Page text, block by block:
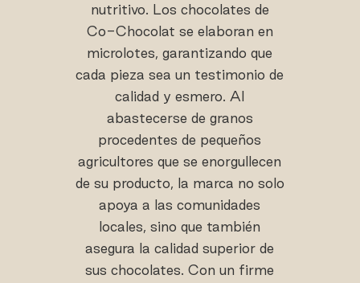
nutritivo. Los chocolates de
Co-Chocolat se elaboran en
microlotes, garantizando que
cada pieza sea un testimonio de
calidad y esmero. Al
abastecerse de granos
procedentes de pequeños
agricultores que se enorgullecen
de su producto, la marca no solo
apoya a las comunidades
locales, sino que también
asegura la calidad superior de
sus chocolates. Con un firme